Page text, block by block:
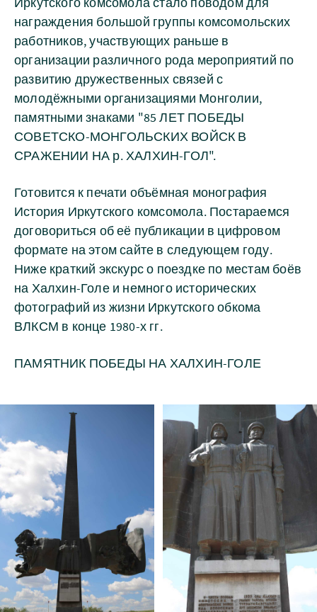
награждения большой группы комсомольских
работников, участвующих раньше в
организации различного рода мероприятий по
развитию дружественных связей с
молодёжными организациями Монголии,
памятными знаками "85 ЛЕТ ПОБЕДЫ
СОВЕТСКО-МОНГОЛЬСКИХ ВОЙСК В
СРАЖЕНИИ НА р. ХАЛХИН-ГОЛ".
Готовится к печати объёмная монография
История Иркутского комсомола. Постараемся
договориться об её публикации в цифровом
формате на этом сайте в следующем году.
Ниже краткий экскурс о поездке по местам боёв
на Халхин-Голе и немного исторических
фотографий из жизни Иркутского обкома
ВЛКСМ в конце 1980-х гг.
ПАМЯТНИК ПОБЕДЫ НА ХАЛХИН-ГОЛЕ